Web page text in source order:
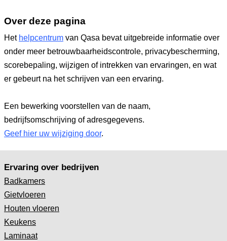
Over deze pagina
Het helpcentrum van Qasa bevat uitgebreide informatie over
onder meer betrouwbaarheidscontrole, privacybescherming,
scorebepaling, wijzigen of intrekken van ervaringen, en wat
er gebeurt na het schrijven van een ervaring.
Een bewerking voorstellen van de naam,
bedrijfsomschrijving of adresgegevens.
Geef hier uw wijziging door.
Ervaring over bedrijven
Badkamers
Gietvloeren
Houten vloeren
Keukens
Laminaat